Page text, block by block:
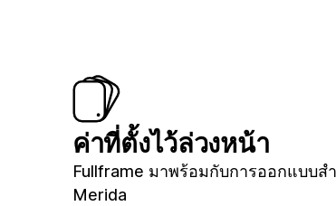
ค่าที่ตั้งไว้ล่วงหน้า
Fullframe มาพร้อมกับการออกแบบส
Merida